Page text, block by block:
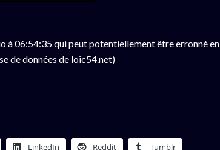
à 06:54:35 qui peut potentiellement être erronné en
de données de loic54.net)
LinkedIn Reddit Tumblr